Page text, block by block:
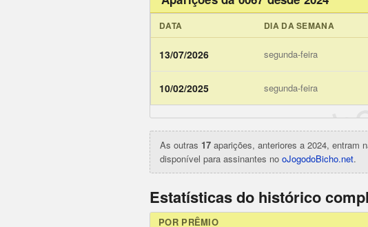
DATA DIA DA SEMANA
13/07/2026 segunda-feira
10/02/2025 segunda-feira
As outras 17 aparições, anteriores a 2024, entram
disponível para assinantes no oJogodoBicho.net.
Estatísticas do histórico
POR PRÊMIO